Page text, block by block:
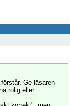
Ge läsaren
rolig eller